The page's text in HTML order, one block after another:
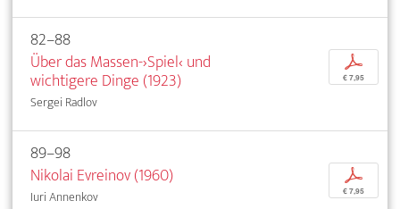
82–88
Über das Massen-›Spiel‹ und
wichtigere Dinge (1923)
Sergei Radlov
p
€ 7,95
89–98
Nikolai Evreinov (1960)
Iuri Annenkov
p
€ 7,95